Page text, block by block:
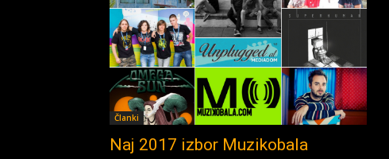
Članki
Naj 2017 izbor Muzikobala